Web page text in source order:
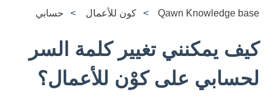
Qawn Knowledge base كون للأعمال حسابي
كيف يمكنني تغيير كلمة السر
لحسابي على كوْن للأعمال؟